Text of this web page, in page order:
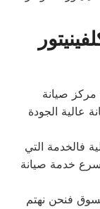
عالية الجودة
فالخدمة التي
خدمة صيانة
فنحن نهتم